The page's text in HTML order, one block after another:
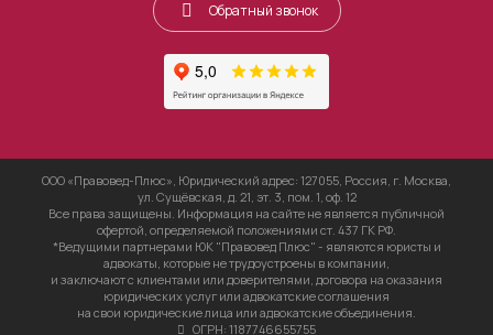
Обратный звонок
ООО «Правовед-Плюс», Юридический адрес: 127055, Россия, г. Москва,
ул. Сущёвская, д. 21, эт. 3, пом. 1, оф. 12
Все права защищены. Информация на сайте не является публичной
офертой, определяемой положениями ст. 437 ГК РФ.
*Ведущими партнерами ЮК "Правовед Плюс" - являются юристы и
адвокаты, которые не трудоустроены в компании,
и заключают с клиентами или доверителями, договора на оказания
юридических услуг или адвокатские соглашения
на свои юридические лица или адвокатские объединения.
ОГРН: 1187746655755